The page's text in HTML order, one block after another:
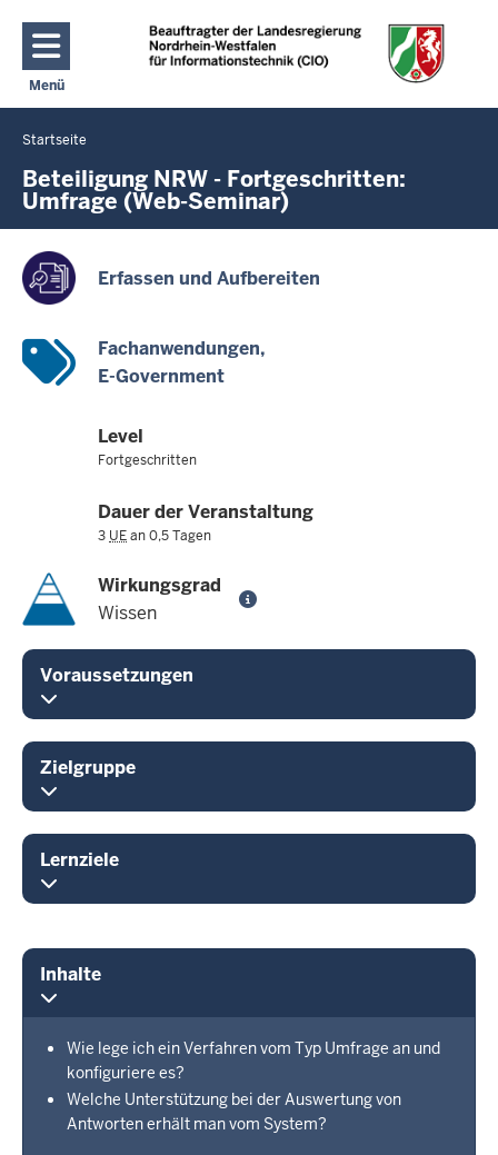
Direkt zum Inhalt
Menü
Navigation aktivieren/deaktivieren: Hauptmenü
Sie
befinden
sich
hier
Startseite
Beteiligung NRW - Fortgeschritten:
Umfrage (Web-Seminar)
Erfassen und Aufbereiten
Fachanwendungen
E-Government
Level
Fortgeschritten
Dauer der Veranstaltung
3 UEan 0,5 Tagen
Wirkungsgrad
Wissen
Voraussetzungen
Zielgruppe
Lernziele
Inhalte
Wie lege ich ein Verfahren vom Typ Umfrage an und
konfiguriere es?
Welche Unterstützung bei der Auswertung von
Antworten erhält man vom System?